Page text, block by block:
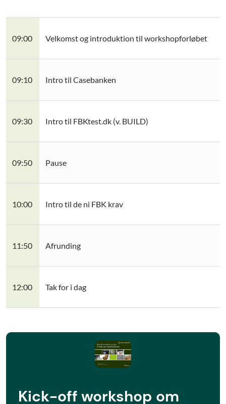
09:00 Velkomst og introduktion til workshopforløbet
09:10 Intro til Casebanken
09:30 Intro til FBKtest.dk (v. BUILD)
09:50 Pause
10:00 Intro til de ni FBK krav
11:50 Afrunding
12:00 Tak for i dag
Kick-off workshop om